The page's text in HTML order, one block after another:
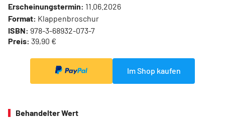
Erscheinungstermin: 11.06.2026
Format: Klappenbroschur
ISBN: 978-3-68932-073-7
Preis: 39,90 €
Im Shop kaufen
Behandelter Wert